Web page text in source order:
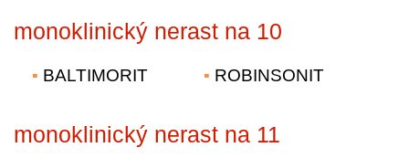
monoklinický nerast na 10
BALTIMORIT ROBINSONIT
monoklinický nerast na 11